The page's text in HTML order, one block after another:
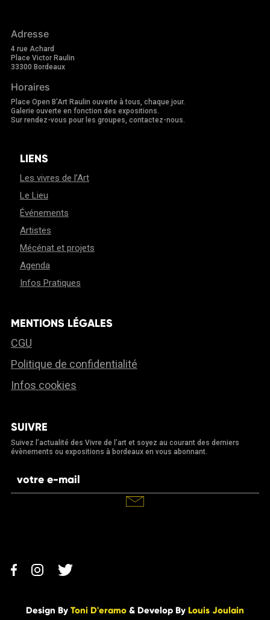
Adresse
4 rue Achard
Place Victor Raulin
33300 Bordeaux
Horaires
Place Open B'Art Raulin ouverte à tous, chaque jour.
Galerie ouverte en fonction des expositions.
Sur rendez-vous pour les groupes, contactez-nous.
LIENS
Les vivres de l’Art
Le Lieu
Événements
Artistes
Mécénat et projets
Agenda
Infos Pratiques
MENTIONS LÉGALES
CGU
Politique de confidentialité
Infos cookies
SUIVRE
Suivez l’actualité des Vivre de l’art et soyez au courant des derniers
évènements ou expositions à bordeaux en vous abonnant.
Design By Toni D'eramo & Develop By Louis Joulain